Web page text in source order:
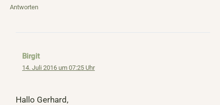
Antworten
Birgit
14. Juli 2016 um 07:25 Uhr
Hallo Gerhard,